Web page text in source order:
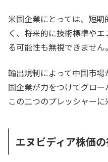
米国企業にとっては、短
く、将来的に技術標準や
る可能性も無視できません。
輸出規制によって中国市
国企業が力をつけてグロー
この二つのプレッシャーに
エヌビディア株価